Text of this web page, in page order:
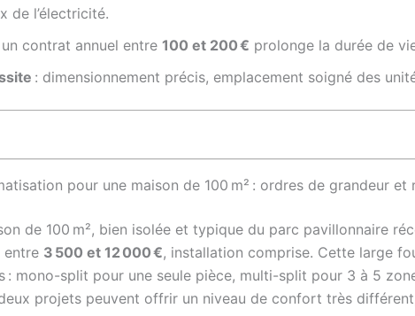
de l’électricité.
un contrat annuel entre 100 et 200 € prolonge la durée de
: dimensionnement précis, emplacement soigné des
pour une maison de 100 m² : ordres de grandeur
de 100 m², bien isolée et typique du parc pavillonnaire
entre 3 500 et 12 000 €, installation comprise. Cette large
: mono-split pour une seule pièce, multi-split pour 3 à 5
projets peuvent offrir un niveau de confort très